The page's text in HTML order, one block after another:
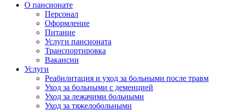
О пансионате
Персонал
Оформление
Питание
Услуги пансионата
Транспортировка
Вакансии
Услуги
Реабилитация и уход за больными после травм
Уход за больными с деменцией
Уход за лежачими больными
Уход за тяжелобольными